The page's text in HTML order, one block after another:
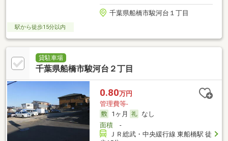
千葉県船橋市駿河台１丁目
駅から徒歩15分以内
貸駐車場
千葉県船橋市駿河台２丁目
0.80万円
管理費等-
1ヶ月
なし
面積-
ＪＲ総武・中央緩行線 東船橋駅 徒